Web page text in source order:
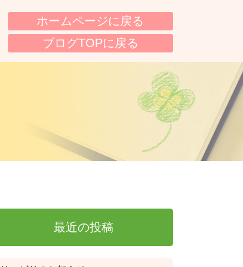
ホームページに戻る
ブログTOPに戻る
最近の投稿